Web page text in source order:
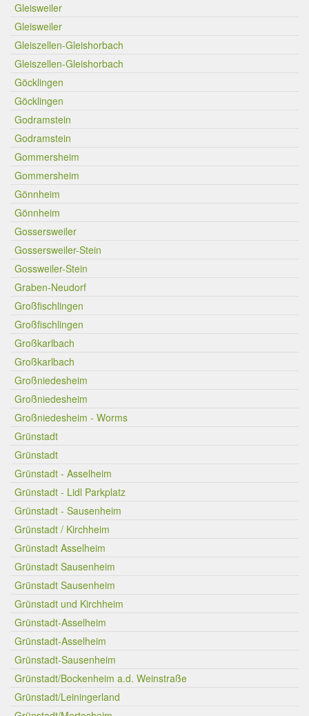
Gleisweiler
Gleisweiler
Gleiszellen-Gleishorbach
Gleiszellen-Gleishorbach
Göcklingen
Göcklingen
Godramstein
Godramstein
Gommersheim
Gommersheim
Gönnheim
Gönnheim
Gossersweiler
Gossersweiler-Stein
Gossweiler-Stein
Graben-Neudorf
Großfischlingen
Großfischlingen
Großkarlbach
Großkarlbach
Großniedesheim
Großniedesheim
Großniedesheim - Worms
Grünstadt
Grünstadt
Grünstadt - Asselheim
Grünstadt - Lidl Parkplatz
Grünstadt - Sausenheim
Grünstadt / Kirchheim
Grünstadt Asselheim
Grünstadt Sausenheim
Grünstadt Sausenheim
Grünstadt und Kirchheim
Grünstadt-Asselheim
Grünstadt-Asselheim
Grünstadt-Sausenheim
Grünstadt/Bockenheim a.d. Weinstraße
Grünstadt/Leiningerland